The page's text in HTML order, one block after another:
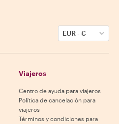
EUR-€
Viajeros
Centro de ayuda para viajeros
Política de cancelación para
viajeros
Términos y condiciones para